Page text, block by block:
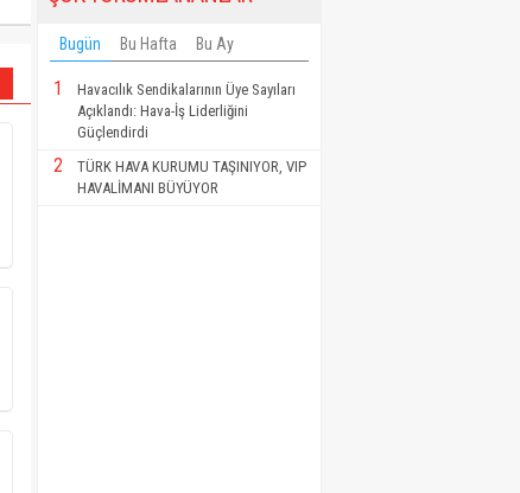
Bugün Bu Hafta Bu Ay
1
Havacılık Sendikalarının Üye Sayıları
Açıklandı: Hava-İş Liderliğini
Güçlendirdi
2
TÜRK HAVA KURUMU TAŞINIYOR, VIP
HAVALİMANI BÜYÜYOR